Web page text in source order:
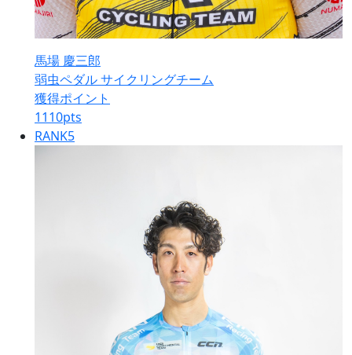
馬場 慶三郎
弱虫ペダル サイクリングチーム
獲得ポイント
1110pts
RANK5